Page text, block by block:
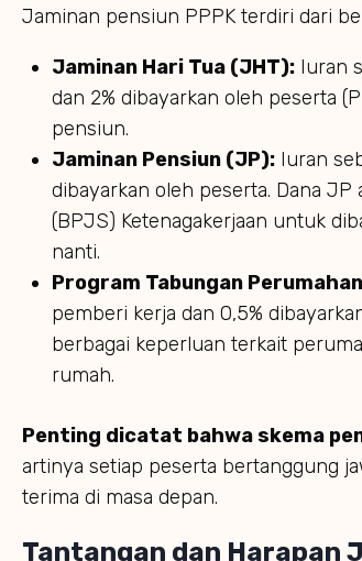
Jaminan pensiun PPPK terdiri dari
Jaminan Hari Tua (JHT): Iuran
dan 2% dibayarkan oleh peserta
pensiun.
Jaminan Pensiun (JP): Iuran
dibayarkan oleh peserta. Dana
(BPJS) Ketenagakerjaan untuk
nanti.
Program Tabungan
pemberi kerja dan 0,5%
berbagai keperluan terkait
rumah.
Penting dicatat bahwa skema
artinya setiap peserta bertanggung
terima di masa depan.
Tantangan dan Harapan